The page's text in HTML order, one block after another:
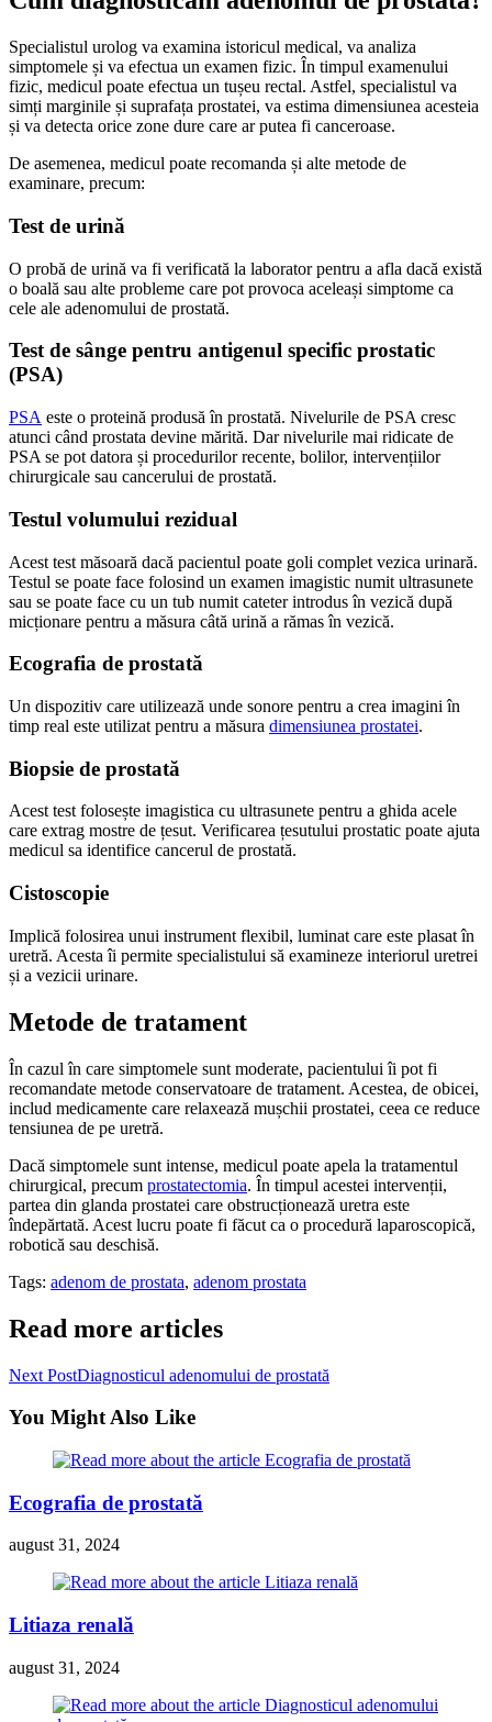
Specialistul urolog va examina istoricul medical, va analiza
simptomele și va efectua un examen fizic. În timpul examenului
fizic, medicul poate efectua un tușeu rectal. Astfel, specialistul va
simți marginile și suprafața prostatei, va estima dimensiunea acesteia
și va detecta orice zone dure care ar putea fi canceroase.
De asemenea, medicul poate recomanda și alte metode de
examinare, precum:
Test de urină
O probă de urină va fi verificată la laborator pentru a afla dacă există
o boală sau alte probleme care pot provoca aceleași simptome ca
cele ale adenomului de prostată.
Test de sânge pentru antigenul specific prostatic
(PSA)
PSA este o proteină produsă în prostată. Nivelurile de PSA cresc
atunci când prostata devine mărită. Dar nivelurile mai ridicate de
PSA se pot datora și procedurilor recente, bolilor, intervențiilor
chirurgicale sau cancerului de prostată.
Testul volumului rezidual
Acest test măsoară dacă pacientul poate goli complet vezica urinară.
Testul se poate face folosind un examen imagistic numit ultrasunete
sau se poate face cu un tub numit cateter introdus în vezică după
micționare pentru a măsura câtă urină a rămas în vezică.
Ecografia de prostată
Un dispozitiv care utilizează unde sonore pentru a crea imagini în
timp real este utilizat pentru a măsura dimensiunea prostatei.
Biopsie de prostată
Acest test folosește imagistica cu ultrasunete pentru a ghida acele
care extrag mostre de țesut. Verificarea țesutului prostatic poate ajuta
medicul sa identifice cancerul de prostată.
Cistoscopie
Implică folosirea unui instrument flexibil, luminat care este plasat în
uretră. Acesta îi permite specialistului să examineze interiorul uretrei
și a vezicii urinare.
Metode de tratament
În cazul în care simptomele sunt moderate, pacientului îi pot fi
recomandate metode conservatoare de tratament. Acestea, de obicei,
includ medicamente care relaxează mușchii prostatei, ceea ce reduce
tensiunea de pe uretră.
Dacă simptomele sunt intense, medicul poate apela la tratamentul
chirurgical, precum prostatectomia. În timpul acestei intervenții,
partea din glanda prostatei care obstrucționează uretra este
îndepărtată. Acest lucru poate fi făcut ca o procedură laparoscopică,
robotică sau deschisă.
Tags: adenom de prostata, adenom prostata
Read more articles
Next PostDiagnosticul adenomului de prostată
You Might Also Like
Ecografia de prostată
august 31, 2024
Litiaza renală
august 31, 2024